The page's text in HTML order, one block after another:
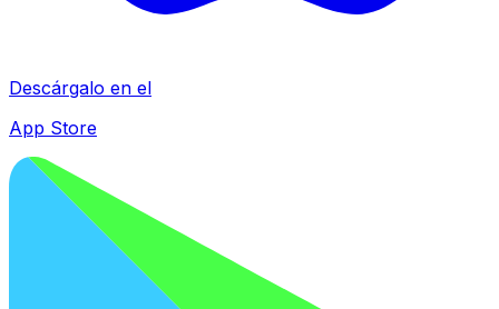
Descárgalo en el
App Store